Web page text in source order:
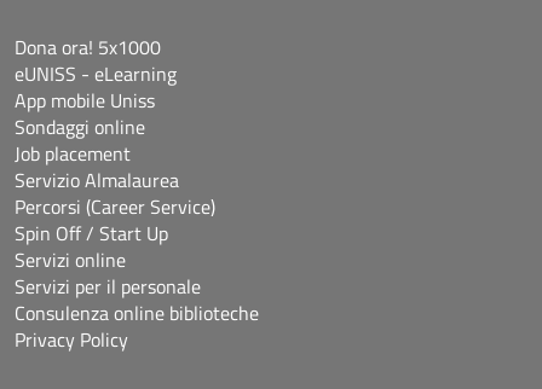
Dona ora! 5x1000
eUNISS - eLearning
App mobile Uniss
Sondaggi online
Job placement
Servizio Almalaurea
Percorsi (Career Service)
Spin Off / Start Up
Servizi online
Servizi per il personale
Consulenza online biblioteche
Privacy Policy